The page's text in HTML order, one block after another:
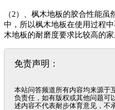
（2）、枫木地板的胶合性能
中，所以枫木地板在使用过程
木地板的耐磨度要求比较高的家
免责声明：
本站问答频道所有内容均来源于
负责任，如有版权或其他问题可
述内容不代表耐步体育意见，不